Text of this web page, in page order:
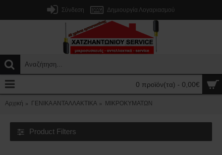
Σύνδεση Δημιουργία Λογαριασμού
0 προϊόν(τα) - 0,00€
Αρχική ΓΕΝΙΚΑ ΑΝΤΑΛΛΑΚΤΙΚΑ ΜΙΚΡΟΚΥΜΑΤΩΝ
Product Filters